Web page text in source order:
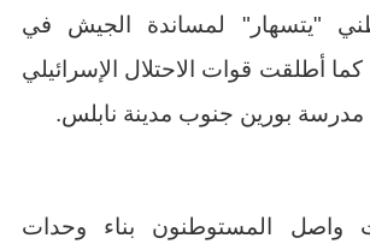
"يتسهار" لمساندة الجيش في
كما أطلقت قوات الاحتلال الإسرائيلي
مدرسة بورين جنوب مدينة نابلس.
واصل المستوطنون بناء وحدات